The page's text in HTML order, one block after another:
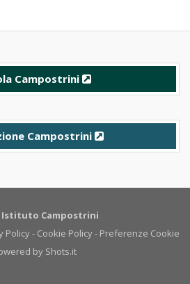
Campostrini
Campostrini
Istituto Campostrini
Policy- Cookie Policy- Preferenze Cookie
by Shots.it